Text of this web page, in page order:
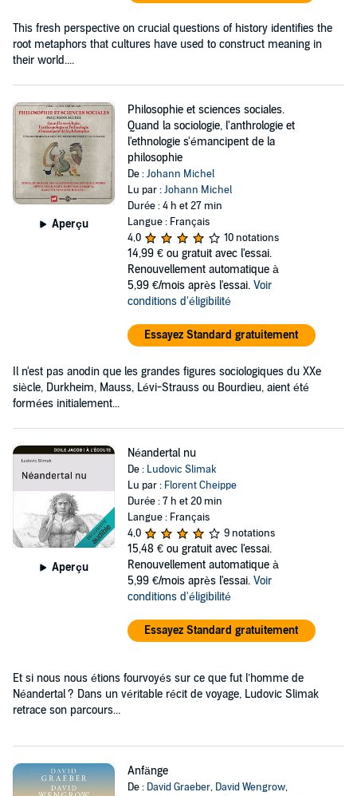
This fresh perspective on crucial questions of history identifies the
root metaphors that cultures have used to construct meaning in
their world....
Aperçu
Philosophie et sciences sociales.
Quand la sociologie, l'anthrologie et
l'ethnologie s'émancipent de la
philosophie
De :Johann Michel
Lu par :Johann Michel
Durée : 4 h et 27 min
Langue : Français
4,0
10 notations
14,99 € ou gratuit avec l'essai.
Renouvellement automatique à
5,99 €/mois après l'essai. Voir
conditions d'éligibilité
Essayez Standard gratuitement
Il n'est pas anodin que les grandes figures sociologiques du XXe
siècle, Durkheim, Mauss, Lévi-Strauss ou Bourdieu, aient été
formées initialement...
Aperçu
Néandertal nu
De : Ludovic Slimak
Lu par : Florent Cheippe
Durée : 7 h et 20 min
Langue : Français
4,0
9 notations
15,48 € ou gratuit avec l'essai.
Renouvellement automatique à
5,99 €/mois après l'essai. Voir
conditions d'éligibilité
Essayez Standard gratuitement
Et si nous nous étions fourvoyés sur ce que fut l’homme de
Néandertal ? Dans un véritable récit de voyage, Ludovic Slimak
retrace son parcours...
Anfänge
De : David Graeber, David Wengrow,